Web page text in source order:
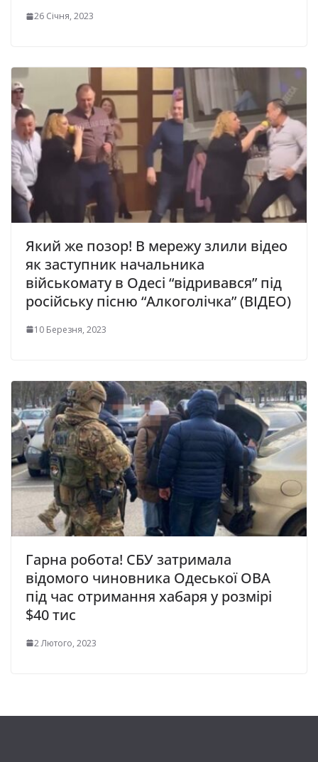
26 Січня, 2023
Який же позор! В мережу злили відео
як заступник начальника
військомату в Одесі “відривався” під
російську пісню “Алкоголічка” (ВІДЕО)
10 Березня, 2023
Гарна робота! СБУ затримала
відомого чиновника Одеської ОВА
під час отримання хабаря у розмірі
$40 тис
2 Лютого, 2023